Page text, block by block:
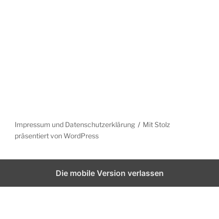
Impressum und Datenschutzerklärung
Mit Stolz
präsentiert von WordPress
Die mobile Version verlassen